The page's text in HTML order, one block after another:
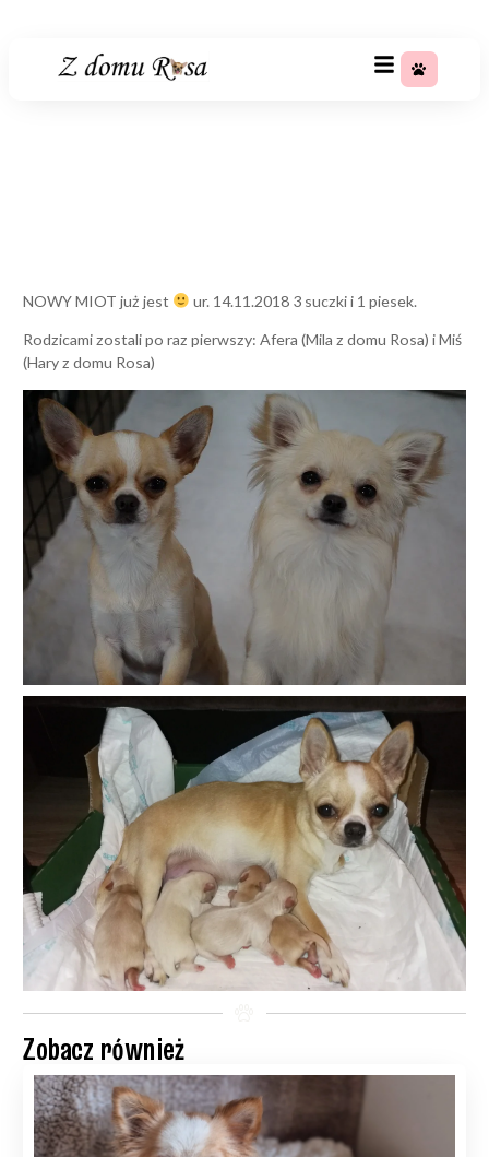
NOWY MIOT już jest ur. 14.11.2018 3 suczki i 1 piesek.
Rodzicami zostali po raz pierwszy: Afera (Mila z domu Rosa) i Miś
(Hary z domu Rosa)
Zobacz również